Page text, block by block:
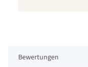
Bewertungen